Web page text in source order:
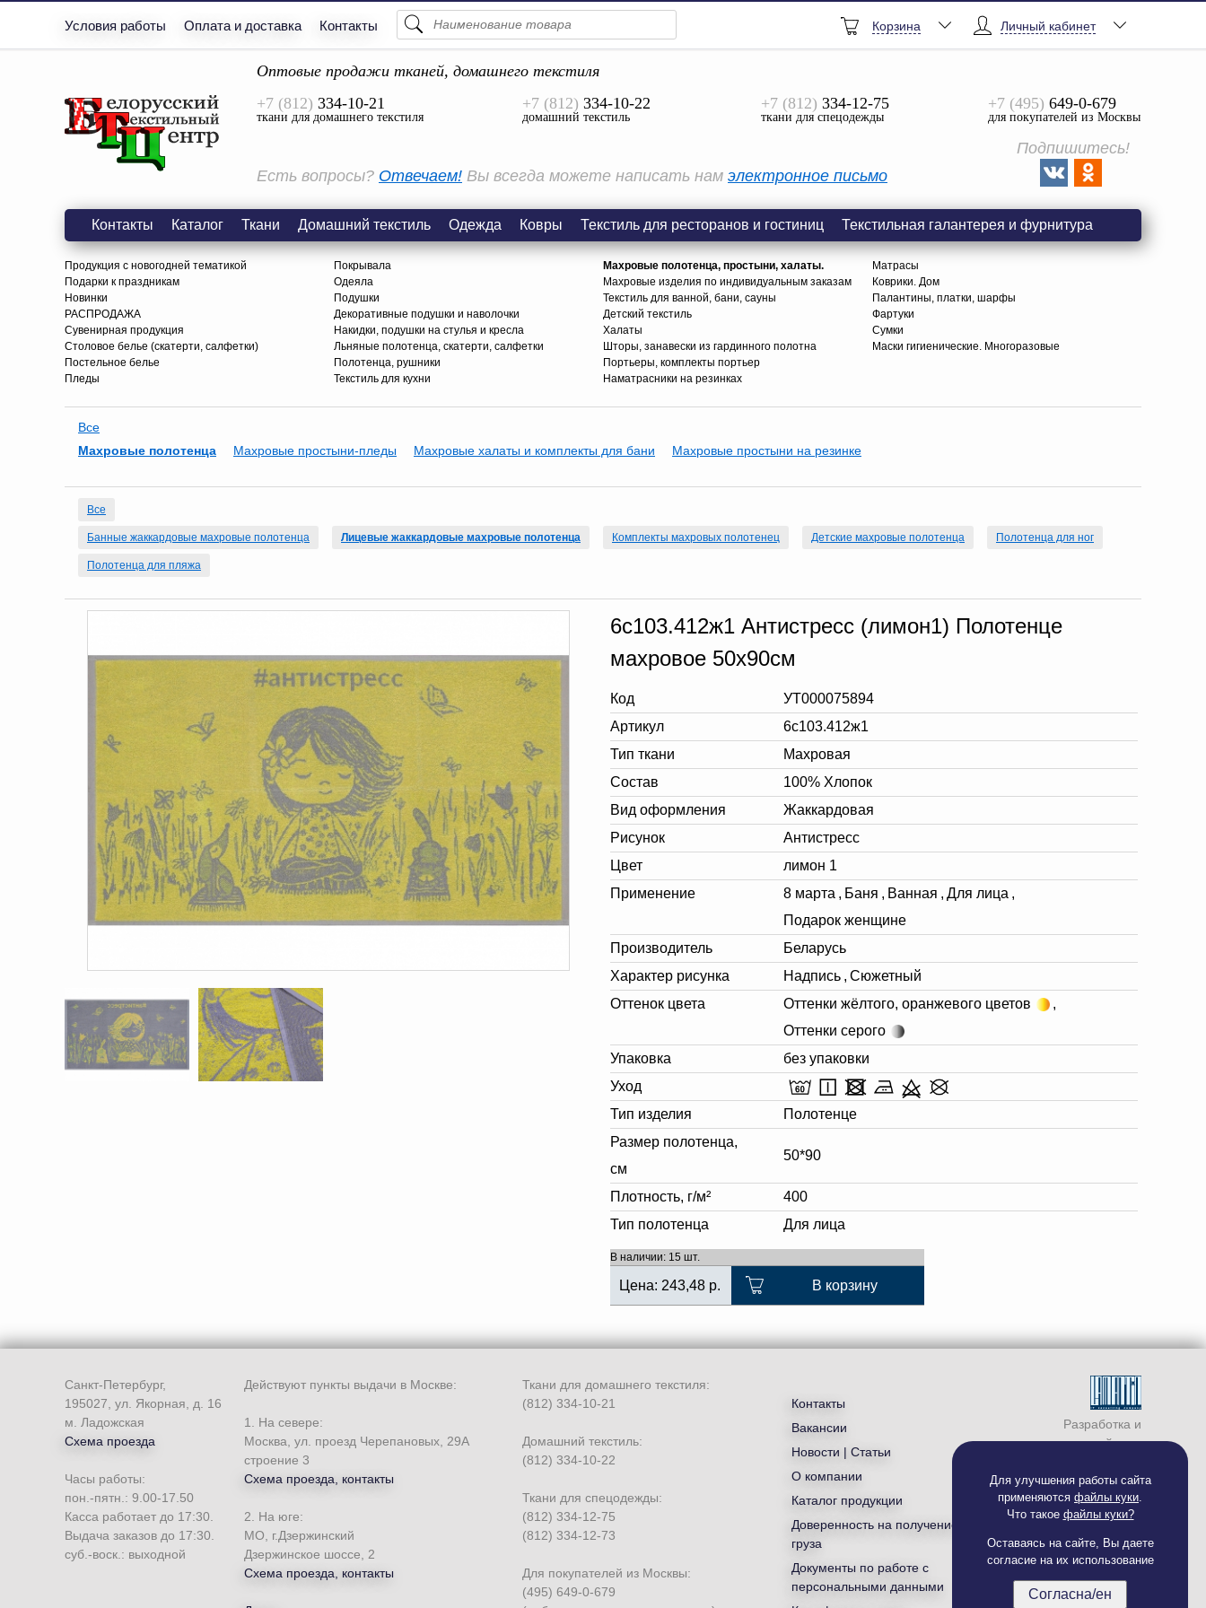
Для улучшения работы сайта
применяются файлы куки.
Что такое файлы куки?
Оставаясь на сайте, Вы даете
согласие на их использование
Согласна/ен
Условия работы Оплата и доставка Контакты
Просмотреть Все
Личный кабинет
Корзина
Оптовые продажи тканей, домашнего текстиля
+7 (812) 334-10-21
ткани для домашнего текстиля
+7 (812) 334-10-22
домашний текстиль
+7 (812) 334-12-75
ткани для спецодежды
+7 (495) 649-0-679
для покупателей из Москвы
Есть вопросы? Отвечаем! Вы всегда можете написать нам электронное письмо
Подпишитесь!
Контакты Каталог Ткани Домашний текстиль Одежда Ковры Текстиль для ресторанов и гостиниц Текстильная галантерея и фурнитура
Продукция с новогодней тематикой
Подарки к праздникам
Новинки
РАСПРОДАЖА
Сувенирная продукция
Столовое белье (скатерти, салфетки)
Постельное белье
Пледы
Покрывала
Одеяла
Подушки
Декоративные подушки и наволочки
Накидки, подушки на стулья и кресла
Льняные полотенца, скатерти, салфетки
Полотенца, рушники
Текстиль для кухни
Махровые полотенца, простыни, халаты.
Махровые изделия по индивидуальным заказам
Текстиль для ванной, бани, сауны
Детский текстиль
Халаты
Шторы, занавески из гардинного полотна
Портьеры, комплекты портьер
Наматрасники на резинках
Матрасы
Коврики. Дом
Палантины, платки, шарфы
Фартуки
Сумки
Маски гигиенические. Многоразовые
Все
Махровые полотенца
Махровые простыни-пледы Махровые халаты и комплекты для бани Махровые простыни на резинке
Все
Банные жаккардовые махровые полотенца Лицевые жаккардовые махровые полотенца Комплекты махровых полотенец Детские махровые полотенца Полотенца для ног
Полотенца для пляжа
6с103.412ж1 Антистресс (лимон1) Полотенце
махровое 50х90см
Код
УТ000075894
Артикул
6с103.412ж1
Тип ткани
Махровая
Состав
100% Хлопок
Вид оформления
Жаккардовая
Рисунок
Антистресс
Цвет
лимон 1
Применение
8 марта , Баня , Ванная , Для лица ,
Подарок женщине
Производитель
Беларусь
Характер рисунка
Надпись , Сюжетный
Оттенок цвета
Оттенки жёлтого, оранжевого цветов
,
Оттенки серого
Упаковка
без упаковки
Уход
Тип изделия
Полотенце
Размер полотенца,
см
50*90
Плотность, г/м²
400
Тип полотенца
Для лица
В наличии: 15 шт.
Цена: 243,48 р. В корзину
Разработка и
продвижение сайта —
Санкт-Петербург,
195027, ул. Якорная, д. 16
м. Ладожская
Схема проезда
Часы работы:
пон.-пятн.: 9.00-17.50
Касса работает до 17:30.
Выдача заказов до 17:30.
суб.-воск.: выходной
Действуют пункты выдачи в Москве:
1. На севере:
Москва, ул. проезд Черепановых, 29А
строение 3
Схема проезда, контакты
2. На юге:
МО, г.Дзержинский
Дзержинское шоссе, 2
Схема проезда, контакты
Ткани для домашнего текстиля:
(812) 334-10-21
Домашний текстиль:
(812) 334-10-22
Ткани для спецодежды:
(812) 334-12-75
(812) 334-12-73
Для покупателей из Москвы:
(495) 649-0-679
Контакты
Вакансии
Новости | Статьи
О компании
Каталог продукции
Доверенность на получение
груза
Документы по работе с
персональными данными